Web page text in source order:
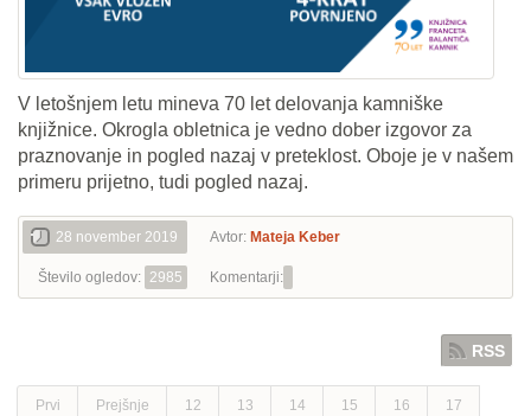
V letošnjem letu mineva 70 let delovanja kamniške
knjižnice. Okrogla obletnica je vedno dober izgovor za
praznovanje in pogled nazaj v preteklost. Oboje je v našem
primeru prijetno, tudi pogled nazaj.
28 november 2019 Avtor: Mateja Keber
Število ogledov: 2985 Komentarji:
RSS
Prvi Prejšnje 12 13 14 15 16 17